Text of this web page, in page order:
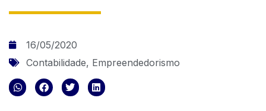
16/05/2020
Contabilidade, Empreendedorismo